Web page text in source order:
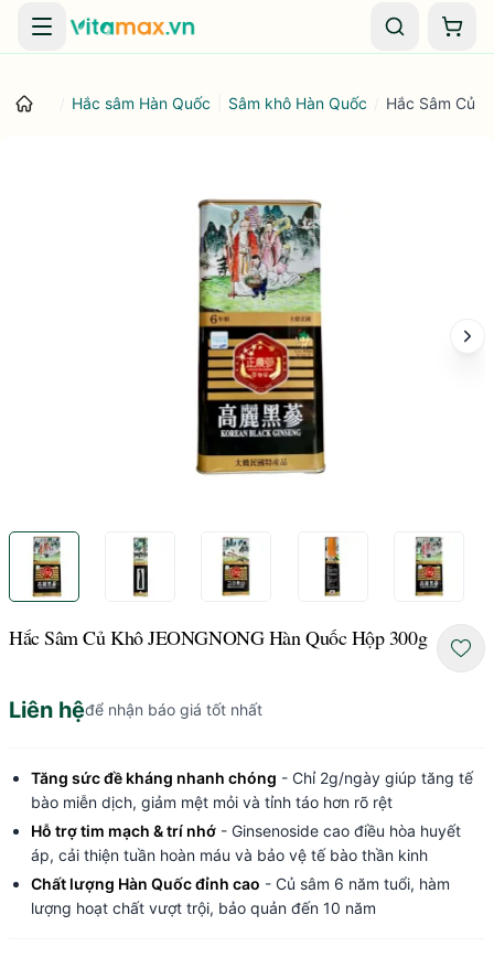
Danh mục Giỏ
Hắc sâm Hàn Quốc Sâm khô Hàn Quốc Hắc Sâm Củ
Hắc Sâm Củ Khô JEONGNONG Hàn Quốc Hộp 300g
Liên hệđể nhận báo giá tốt nhất
Tăng sức đề kháng nhanh chóng - Chỉ 2g/ngày giúp tăng tế
bào miễn dịch, giảm mệt mỏi và tỉnh táo hơn rõ rệt
Hỗ trợ tim mạch & trí nhớ - Ginsenoside cao điều hòa huyết
áp, cải thiện tuần hoàn máu và bảo vệ tế bào thần kinh
Chất lượng Hàn Quốc đỉnh cao - Củ sâm 6 năm tuổi, hàm
lượng hoạt chất vượt trội, bảo quản đến 10 năm